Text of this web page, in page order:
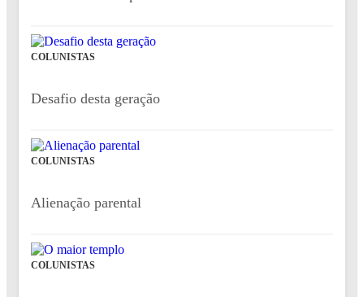
COLUNISTAS
Desafio desta geração
COLUNISTAS
Alienação parental
COLUNISTAS